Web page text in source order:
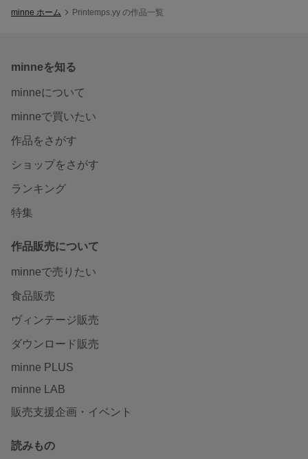
minne ホーム Printemps.yy の作品一覧
minneを知る
minneについて
minneで買いたい
作品をさがす
ショップをさがす
ランキング
特集
作品販売について
minneで売りたい
食品販売
ヴィンテージ販売
ダウンロード販売
minne PLUS
minne LAB
販売支援企画・イベント
読みもの